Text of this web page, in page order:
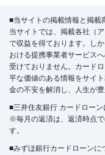
■当サイトの掲載情報と掲載
当サイトでは、掲載各社（
で収益を得ております。し
おける提携事業者サービス
受けておりません。カード
平な価値のある情報をサイ
金の不安を解消し、人生が
■三井住友銀行 カードローン
※毎月の返済は、返済時点
す。
■みずほ銀行カードローンに